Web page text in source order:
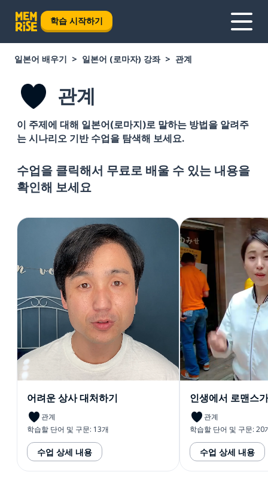
학습 시작하기
일본어 배우기 일본어 (로마자) 강좌 관계
관계
이 주제에 대해 일본어(로마지)로 말하는 방법을 알려주
는 시나리오 기반 수업을 탐색해 보세요.
수업을 클릭해서 무료로 배울 수 있는 내용을
확인해 보세요
어려운 상사 대처하기
관계
학습할 단어 및 구문: 13개
수업 상세 내용
인생에서 로맨스
관계
학습할 단어 및 구문: 20
수업 상세 내용